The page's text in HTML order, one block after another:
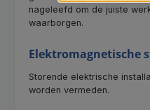
nageleefd om de juiste
waarborgen.
Elektromagnetische
Storende elektrische
worden vermeden.